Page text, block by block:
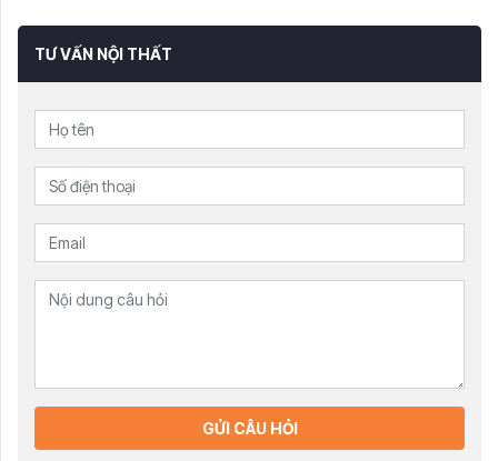
TƯ VẤN NỘI THẤT
GỬI CÂU HỎI